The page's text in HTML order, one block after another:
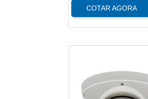
COTAR AGORA